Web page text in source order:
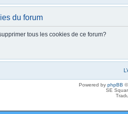
du forum
tous les cookies de ce forum?
Powered by phpBB
SE